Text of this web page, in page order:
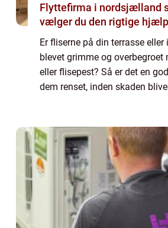
Flyttefirma i nordsjælland sådan
vælger du den rigtige hjælp
Er fliserne på din terrasse eller
blevet grimme og overbegroet
eller flisepest? Så er det en
dem renset, inden skaden